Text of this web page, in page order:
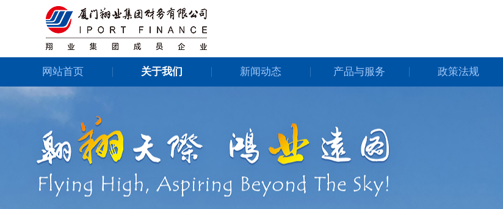
网站首页 关于我们 新闻动态 产品与服务 政策法规